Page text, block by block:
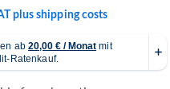
plus shipping costs